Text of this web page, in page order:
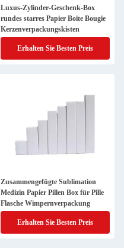
Luxus-Zylinder-Geschenk-Box
rundes starres Papier Boite Bougie
Kerzenverpackungskisten
Erhalten Sie Besten Preis
Zusammengefügte Sublimation
Medizin Papier Pillen Box für Pille
Flasche Wimpernverpackung
Erhalten Sie Besten Preis